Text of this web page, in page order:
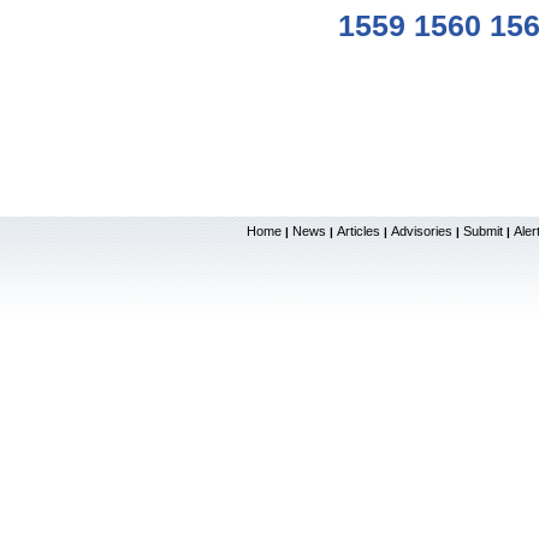
1559 1560
Home | News | Articles | Advisories | Submit |